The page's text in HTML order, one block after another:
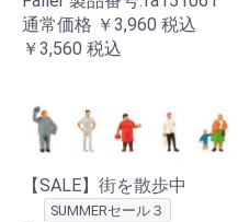
通常価格 ￥3,960 税込
￥3,560 税込
【SALE】街を散歩中
SUMMERセール３